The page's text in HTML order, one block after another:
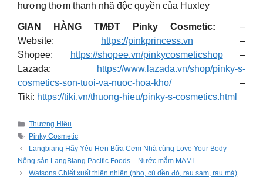
hương thơm thanh nhã độc quyền của Huxley
GIAN HÀNG TMĐT Pinky Cosmetic:
–
Website:
https://pinkprincess.vn –
Shopee:
https://shopee.vn/pinkycosmeticshop–
Lazada:
https://www.lazada.vn/shop/pinky-s-
cosmetics-son-tuoi-va-nuoc-hoa-kho/–
Tiki: https://tiki.vn/thuong-hieu/pinky-s-cosmetics.html
Categories
Thương Hiệu
Tags
Pinky Cosmetic
Langbiang Hãy Yêu Hơn Bữa Cơm Nhà cùng Love Your Body
Nông sản LangBiang Pacific Foods – Nước mắm MAMI
Watsons Chiết xuất thiên nhiên (nho, củ dền đỏ, rau sam, rau má)